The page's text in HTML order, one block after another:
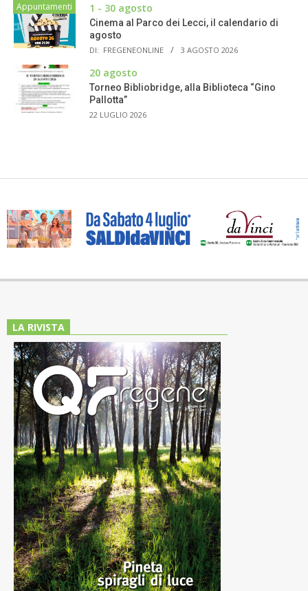
Appuntamenti 1 - 30 agosto
Cinema al Parco dei Lecci, il calendario di
agosto
DI: FREGENEONLINE 3 AGOSTO 2026
20 agosto
Torneo Bibliobridge, alla Biblioteca “Gino
Pallotta”
22 LUGLIO 2026
LA RIVISTA